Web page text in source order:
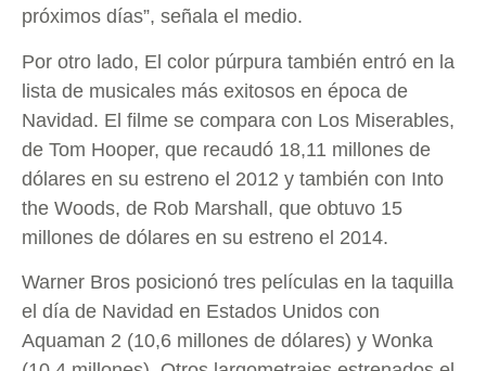
próximos días”, señala el medio.
Por otro lado, El color púrpura también entró en la
lista de musicales más exitosos en época de
Navidad. El filme se compara con Los Miserables,
de Tom Hooper, que recaudó 18,11 millones de
dólares en su estreno el 2012 y también con Into
the Woods, de Rob Marshall, que obtuvo 15
millones de dólares en su estreno el 2014.
Warner Bros posicionó tres películas en la taquilla
el día de Navidad en Estados Unidos con
Aquaman 2 (10,6 millones de dólares) y Wonka